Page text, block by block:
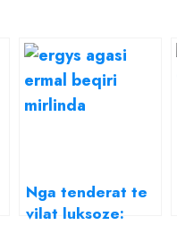
Nga tenderat te
vilat luksoze: